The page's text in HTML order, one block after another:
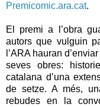
Premicomic.ara.cat.
El premi a l’obra
autors que vulguin
l’ARA hauran
seves obres:
catalana d’una
de setze. A més,
rebudes en la